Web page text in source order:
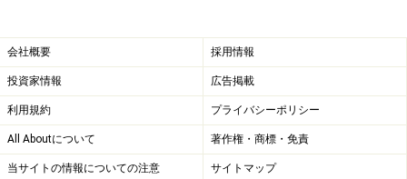
会社概要 採用情報
投資家情報 広告掲載
利用規約 プライバシーポリシー
All Aboutについて 著作権・商標・免責
当サイトの情報についての注意 サイトマップ